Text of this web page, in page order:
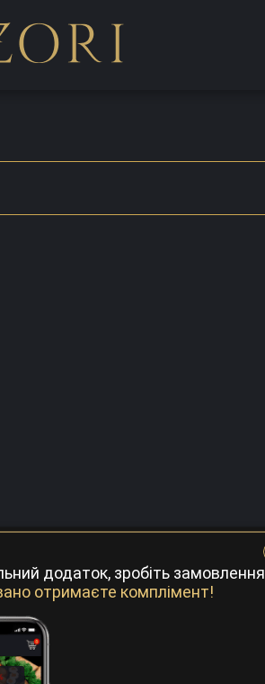
додаток, зробіть замовлення
отримаєте комплімент!